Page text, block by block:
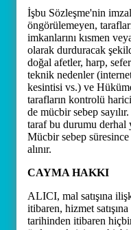
İşbu Sözleşme'nin
öngörülemeyen,
imkanlarını kısmen
olarak durduracak
doğal afetler, harp,
teknik nedenler
kesintisi vs.) ve
tarafların kontrolü
de mücbir sebep
taraf bu durumu derhal
Mücbir sebep
alınır.
CAYMA HAKKI
ALICI, mal satışına
itibaren, hizmet
tarihinden itibaren